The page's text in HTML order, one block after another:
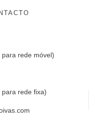
rede móvel)
rede fixa)